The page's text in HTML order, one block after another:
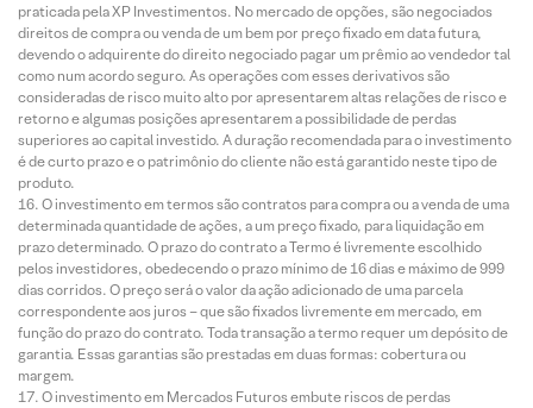
praticada pela XP Investimentos. No mercado de opções, são negociados
direitos de compra ou venda de um bem por preço fixado em data futura,
devendo o adquirente do direito negociado pagar um prêmio ao vendedor tal
como num acordo seguro. As operações com esses derivativos são
consideradas de risco muito alto por apresentarem altas relações de risco e
retorno e algumas posições apresentarem a possibilidade de perdas
superiores ao capital investido. A duração recomendada para o investimento
é de curto prazo e o patrimônio do cliente não está garantido neste tipo de
produto.
O investimento em termos são contratos para compra ou a venda de uma
determinada quantidade de ações, a um preço fixado, para liquidação em
prazo determinado. O prazo do contrato a Termo é livremente escolhido
pelos investidores, obedecendo o prazo mínimo de 16 dias e máximo de 999
dias corridos. O preço será o valor da ação adicionado de uma parcela
correspondente aos juros – que são fixados livremente em mercado, em
função do prazo do contrato. Toda transação a termo requer um depósito de
garantia. Essas garantias são prestadas em duas formas: cobertura ou
margem.
O investimento em Mercados Futuros embute riscos de perdas